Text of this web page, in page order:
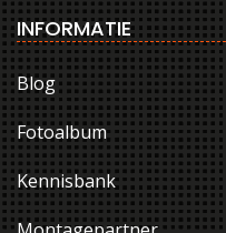
INFORMATIE
Blog
Fotoalbum
Kennisbank